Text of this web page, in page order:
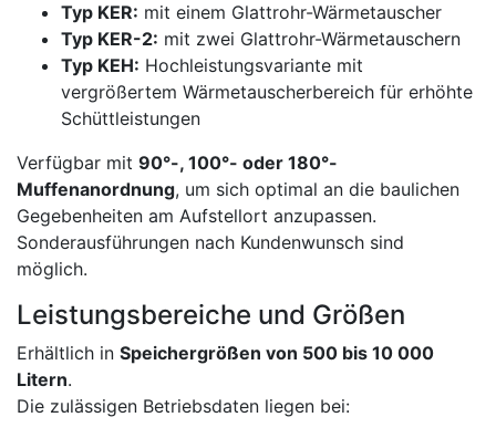
Typ KER: mit einem Glattrohr-Wärmetauscher
Typ KER-2: mit zwei Glattrohr-Wärmetauschern
Typ KEH: Hochleistungsvariante mit
vergrößertem Wärmetauscherbereich für erhöhte
Schüttleistungen
Verfügbar mit 90°-, 100°- oder 180°-
Muffenanordnung, um sich optimal an die baulichen
Gegebenheiten am Aufstellort anzupassen.
Sonderausführungen nach Kundenwunsch sind
möglich.
Leistungsbereiche und Größen
Erhältlich in Speichergrößen von 500 bis 10 000
Litern.
Die zulässigen Betriebsdaten liegen bei: